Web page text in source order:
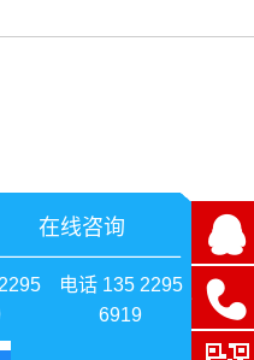
在线咨询
电话 135 2295
6919